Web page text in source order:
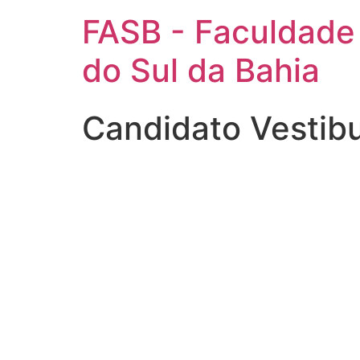
FASB - Faculdade
do Sul da Bahia
Candidato